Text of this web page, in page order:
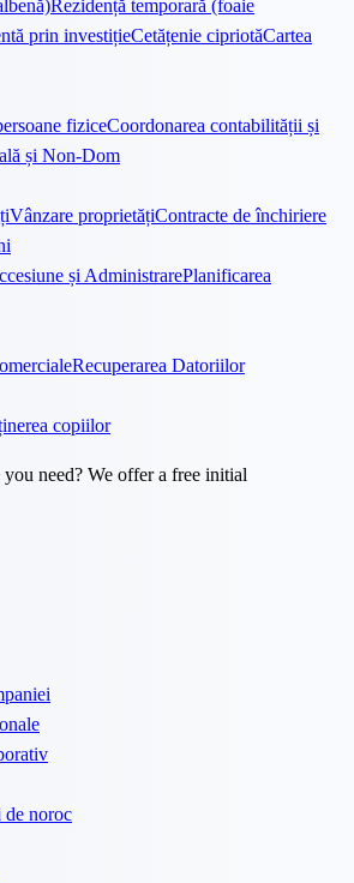
Rezidență temporară (foaie
prin investițieCetățenie cipriotăCartea
fiziceCoordonarea contabilității și
și Non-Dom
Vânzare proprietățiContracte de închiriere
și AdministrarePlanificarea
Recuperarea Datoriilor
copiilor
need? We offer a free initial
de noroc